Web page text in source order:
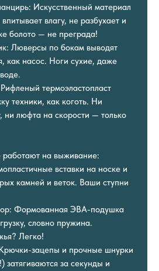
Искусственный материал
влагу, не разбухает и
болото — не преграда!
Люверсы по бокам выводят
как насос. Ноги сухие, даже
термоэластопласт
техники, как коготь. Ни
ни люфта на скорости — только
работают на выживание:
вставки на носке и
камней и веток. Ваши ступни
Формованная ЭВА-подушка
словно пружина.
Легко!
зацепы и прочные шнурки
затягиваются за секунды и